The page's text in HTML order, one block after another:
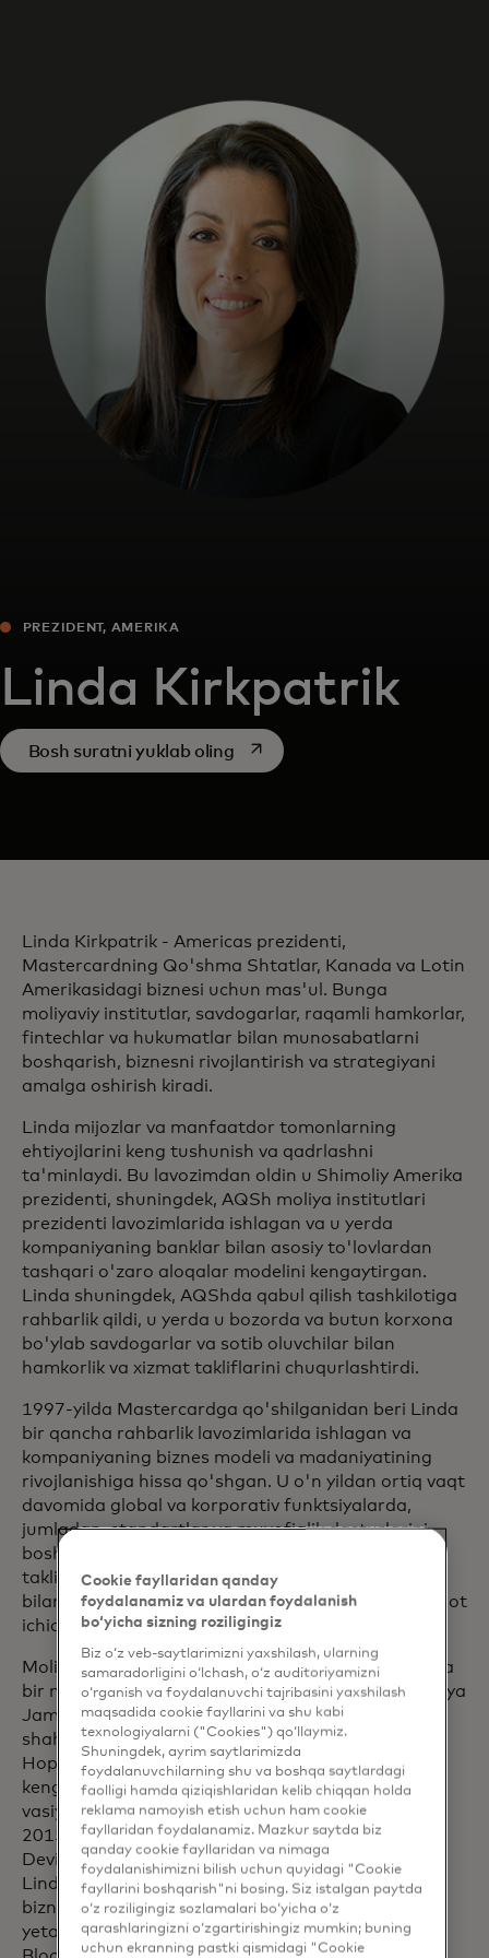
Biznes uchun
Butun dunyo uchun
Innovatorlar uchun
Yangiliklar va trendlar
PREZIDENT, AMERIKA
Linda Kirkpatrik
Bosh suratni yuklab olingopens in a new tab
Linda Kirkpatrik - Americas prezidenti,
Mastercardning Qo'shma Shtatlar, Kanada va Lotin
Amerikasidagi biznesi uchun mas'ul. Bunga
moliyaviy institutlar, savdogarlar, raqamli hamkorlar,
fintechlar va hukumatlar bilan munosabatlarni
boshqarish, biznesni rivojlantirish va strategiyani
amalga oshirish kiradi.
Linda mijozlar va manfaatdor tomonlarning
ehtiyojlarini keng tushunish va qadrlashni
ta'minlaydi. Bu lavozimdan oldin u Shimoliy Amerika
prezidenti, shuningdek, AQSh moliya institutlari
prezidenti lavozimlarida ishlagan va u yerda
kompaniyaning banklar bilan asosiy to'lovlardan
tashqari o'zaro aloqalar modelini kengaytirgan.
Linda shuningdek, AQShda qabul qilish tashkilotiga
rahbarlik qildi, u yerda u bozorda va butun korxona
bo'ylab savdogarlar va sotib oluvchilar bilan
hamkorlik va xizmat takliflarini chuqurlashtirdi.
1997-yilda Mastercardga qo'shilganidan beri Linda
bir qancha rahbarlik lavozimlarida ishlagan va
kompaniyaning biznes modeli va madaniyatining
rivojlanishiga hissa qo'shgan. U o'n yildan ortiq vaqt
davomida global va korporativ funktsiyalarda,
jumladan, standartlar va muvofiqlik dasturlarini
boshqarish, kompaniyaning birlamchi ommaviy
taklifi ustida ishlash, kompaniyaning investorlar
bilan aloqalar funksiyasini yo'lga qo'yish va tashkilot
ichida tijorat qat'iyligini oshirishda ishladi.
Moliyaviy inklyuzivlik va ko'ngillilikka ishtiyoqli Linda
bir nechta kengashlarda, jumladan, Accion, Yaponiya
Jamiyati, Kistik Fibroz Jamg'armasi va Nyu-York
shahri uchun Hamkorlikda ishlaydi. U Operation
Hope kompaniyasining Global maslahatchilar
kengashida ishlaydi va Manxettenvil kollejining
vasiysi hisoblanadi. Jahon iqtisodiy forumi Lindani
2015-yilda Yosh global lider deb e'lon qildi va u
Devid Rokfeller stipendiyasi sovrindori. 2020-yilda
Linda Bloomberg Businessweek nashrining global
biznesni o'zgartirgan innovatorlar, tadbirkorlar va
yetakchilarning yillik ro'yxati bo'lgan 2020-yilgi
Cookie fayllaridan qanday
foydalanamiz va ulardan foydalanish
bo‘yicha sizning roziligingiz
Biz o‘z veb-saytlarimizni yaxshilash, ularning
samaradorligini o‘lchash, o‘z auditoriyamizni
o‘rganish va foydalanuvchi tajribasini yaxshilash
maqsadida cookie fayllarini va shu kabi
texnologiyalarni ("Cookies") qo‘llaymiz.
Shuningdek, ayrim saytlarimizda
foydalanuvchilarning shu va boshqa saytlardagi
faolligi hamda qiziqishlaridan kelib chiqqan holda
reklama namoyish etish uchun ham cookie
fayllaridan foydalanamiz. Mazkur saytda biz
qanday cookie fayllaridan va nimaga
foydalanishimizni bilish uchun quyidagi "Cookie
fayllarini boshqarish"ni bosing. Siz istalgan paytda
o‘z roziligingiz sozlamalari bo‘yicha o‘z
qarashlaringizni o‘zgartirishingiz mumkin; buning
uchun ekranning pastki qismidagi "Cookie